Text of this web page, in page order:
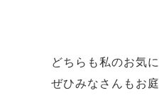
どちらも私のお気
ぜひみなさんもお